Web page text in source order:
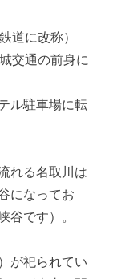
道に改称）
交通の前身に
ル駐車場に転
れる名取川は
になってお
谷です）。
が祀られてい